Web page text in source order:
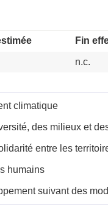
Fin
n.c.
climatique
des milieux et
entre les
humains
suivant des